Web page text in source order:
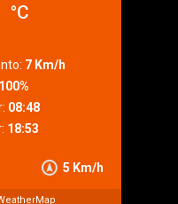
°C
5 Km/h
7 Km/h
100%
08:48
18:53